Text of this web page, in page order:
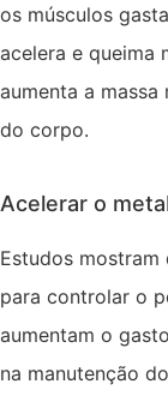
os músculos
acelera e queima
aumenta a
do corpo.
Acelerar o
Estudos mostram
para controlar o
aumentam o
na manutenção